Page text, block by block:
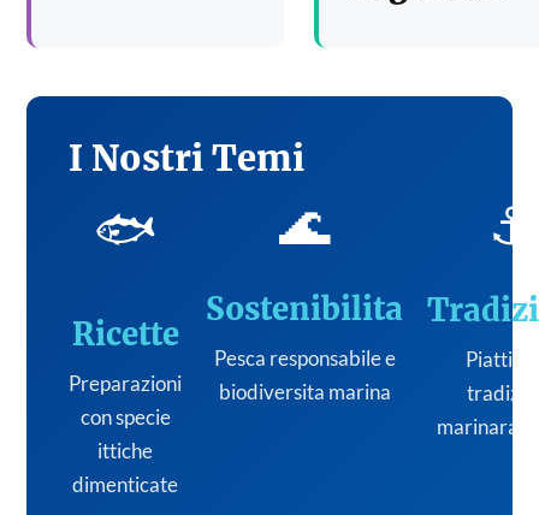
I Nostri Temi
🐟
Ricette
Preparazioni
con specie
ittiche
dimenticate
🌊
Sostenibilita
Pesca responsabile e
biodiversita marina
⚓
Piatti
marinara